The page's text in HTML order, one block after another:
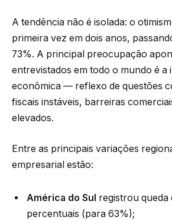
A tendência não é isolada: o
primeira vez em dois anos,
73%. A principal preocupação
entrevistados em todo o mundo é a
econômica — reflexo de questões
fiscais instáveis, barreiras
elevados.
Entre as principais variações
empresarial estão:
América do Sul registrou queda
percentuais (para 63%);